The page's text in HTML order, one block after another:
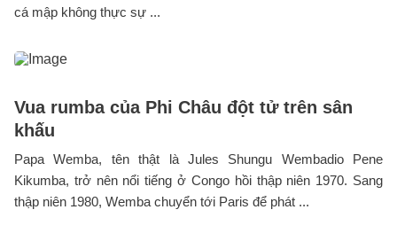
cá mập không thực sự ...
Vua rumba của Phi Châu đột tử trên sân
khấu
Papa Wemba, tên thật là Jules Shungu Wembadio Pene
Kikumba, trở nên nổi tiếng ở Congo hồi thập niên 1970. Sang
thập niên 1980, Wemba chuyển tới Paris để phát ...